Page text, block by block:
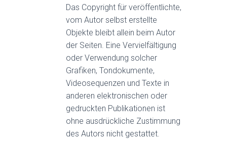
Das Copyright für veröffentlichte,
vom Autor selbst erstellte
Objekte bleibt allein beim Autor
der Seiten. Eine Vervielfältigung
oder Verwendung solcher
Grafiken, Tondokumente,
Videosequenzen und Texte in
anderen elektronischen oder
gedruckten Publikationen ist
ohne ausdrückliche Zustimmung
des Autors nicht gestattet.